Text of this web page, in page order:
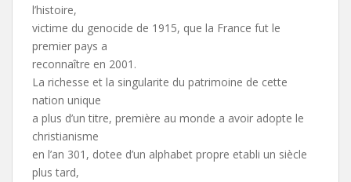
l’histoire,
victime du genocide de 1915, que la France fut le
premier pays a
reconnaître en 2001.
La richesse et la singularite du patrimoine de cette
nation unique
a plus d’un titre, première au monde a avoir adopte le
christianisme
en l’an 301, dotee d’un alphabet propre etabli un siècle
plus tard,